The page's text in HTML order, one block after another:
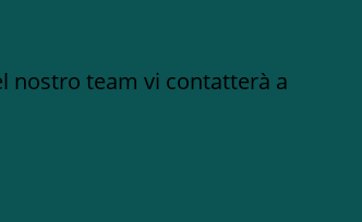
nostro team vi contatterà a